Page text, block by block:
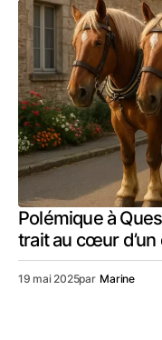
Polémique à
trait au cœur
19 mai 2025par Marine